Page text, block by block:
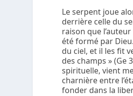
Le serpent joue
derrière celle du
raison que
été formé par
du ciel, et il les fit
des champs » (Ge
spirituelle, vient
charnière entre
fonder dans la